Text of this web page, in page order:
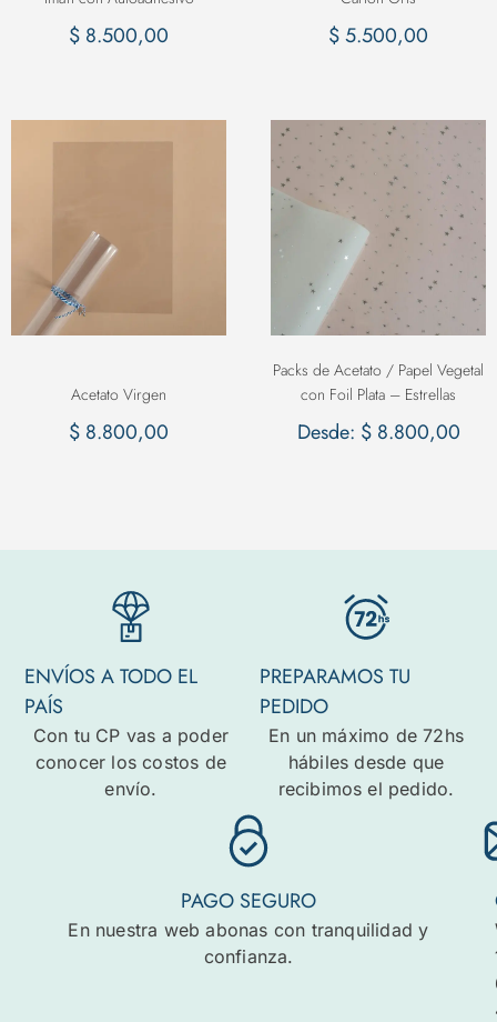
$ 8.500,00 $5.500,00
Acetato Virgen
$ 8.800,00
Packs de Acetato / Papel Vegetal
con Foil Plata – Estrellas
Desde: $8.800,00
ENVÍOS A TODO EL
PAÍS
Con tu CP vas a poder
conocer los costos de
envío.
PREPARAMOS TU
PEDIDO
En un máximo de 72hs
hábiles desde que
recibimos el pedido.
PAGO SEGURO
En nuestra web abonas con tranquilidad y
confianza.